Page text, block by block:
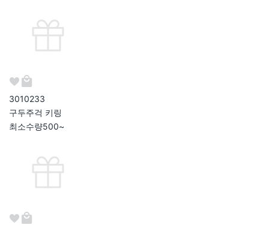
3010233
구두주걱 키링
최소수량500~